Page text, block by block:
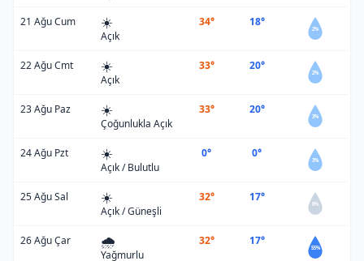
21 Ağu Cum ☀️
Açık
34° 18°
2%
22 Ağu Cmt ☀️
Açık
33° 20°
2%
23 Ağu Paz ☀️
Çoğunlukla Açık
33° 20°
3%
24 Ağu Pzt ☀️
Açık / Bulutlu
0° 0°
3%
25 Ağu Sal ☀️
Açık / Güneşli
32° 17°
0%
26 Ağu Çar 🌧️
Yağmurlu
32° 17°
55%